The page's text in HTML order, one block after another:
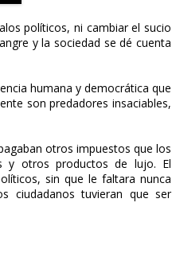
políticos, ni cambiar el sucio
y la sociedad se dé cuenta
humana y democrática que
son predadores insaciables,
otros impuestos que los
y otros productos de lujo. El
sin que le faltara nunca
ciudadanos tuvieran que ser